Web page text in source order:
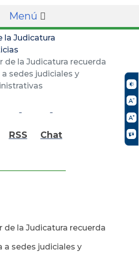
Menú
la Judicatura
de la Judicatura recuerda
sedes judiciales y
RSS Chat
de la Judicatura recuerda
a sedes judiciales y